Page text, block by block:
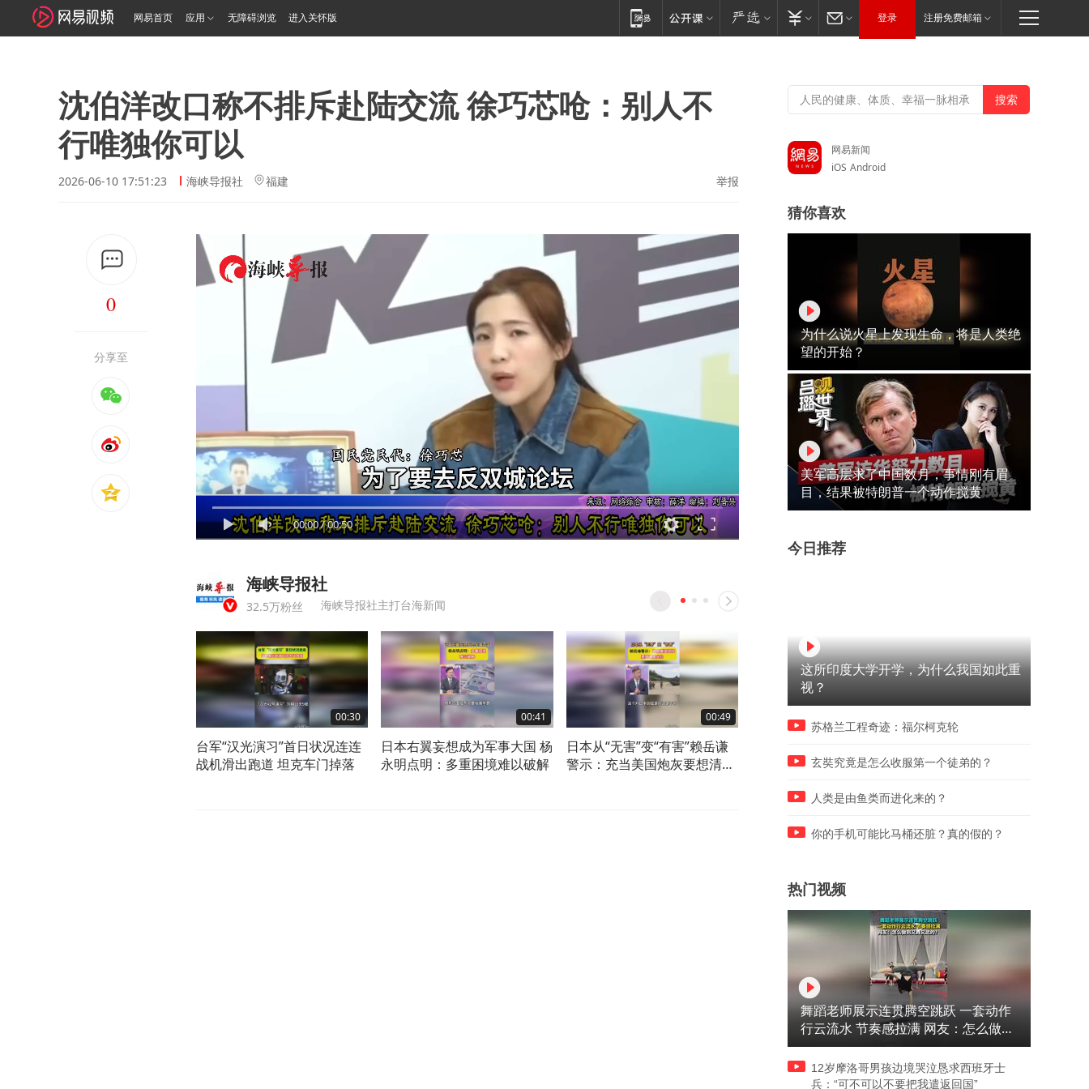
网易首页 应用 无障碍浏览 进入关怀版 登录 注册免费邮箱
沈伯洋改口称不排斥赴陆交流 徐巧芯呛：别人不
行唯独你可以
2026-06-10 17:51:23 海峡导报社 福建 举报
0
分享至
00:00/00:50
海峡导报社
32.5万粉丝 海峡导报社主打台海新闻
00:30
台军“汉光演习”首日状况连连
战机滑出跑道 坦克车门掉落
00:41
日本右翼妄想成为军事大国 杨
永明点明：多重困境难以破解
00:49
日本从“无害”变“有害”赖岳谦
警示：充当美国炮灰要想清楚
尹乃菁痛批：你们把民众都当
活奢靡 高嘉瑜：会重创民进
网易新闻
iOS Android
猜你喜欢
为什么说火星上发现生命，将是人类绝
望的开始？
美军高层求了中国数月，事情刚有眉
目，结果被特朗普一个动作搅黄
今日推荐
这所印度大学开学，为什么我国如此重
视？
苏格兰工程奇迹：福尔柯克轮
玄奘究竟是怎么收服第一个徒弟的？
人类是由鱼类而进化来的？
你的手机可能比马桶还脏？真的假的？
热门视频
舞蹈老师展示连贯腾空跳跃 一套动作
行云流水 节奏感拉满 网友：怎么做到
又舞又武的？
12岁摩洛哥男孩边境哭泣恳求西班牙士
兵：“可不可以不要把我遣返回国”